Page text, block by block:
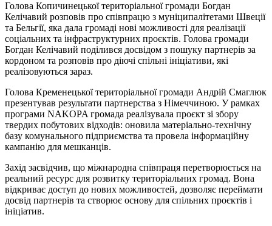
Голова Копичинецької територіальної громади Богдан
Келічавий розповів про співпрацю з муніципалітетами Швеції
та Бельгії, яка дала громаді нові можливості для реалізації
соціальних та інфраструктурних проєктів. Голова громади
Богдан Келічавий поділився досвідом з пошуку партнерів за
кордоном та розповів про діючі спільні ініціативи, які
реалізовуються зараз.
Голова Кременецької територіальної громади Андрій Смаглюк
презентував результати партнерства з Німеччиною. У рамках
програми NAKOPA громада реалізувала проєкт зі збору
твердих побутових відходів: оновила матеріально-технічну
базу комунального підприємства та провела інформаційну
кампанію для мешканців.
Захід засвідчив, що міжнародна співпраця перетворюється на
реальний ресурс для розвитку територіальних громад. Вона
відкриває доступ до нових можливостей, дозволяє переймати
досвід партнерів та створює основу для спільних проєктів і
ініціатив.